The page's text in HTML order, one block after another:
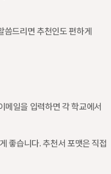
드리면 추천인도 편하게
메일을 입력하면 각 학교에서
좋습니다. 추천서 포맷은 직접